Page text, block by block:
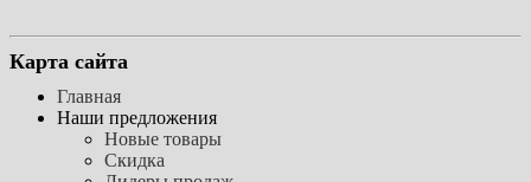
Карта сайта
Главная
Наши предложения
Новые товары
Скидка